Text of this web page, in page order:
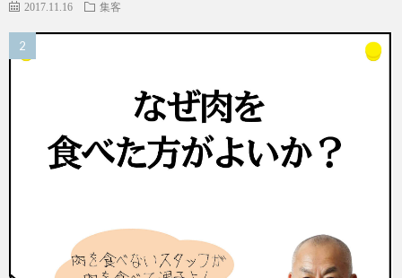
2017.11.16 集客